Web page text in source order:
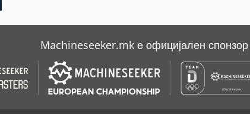
Machineseeker.mk е официјален